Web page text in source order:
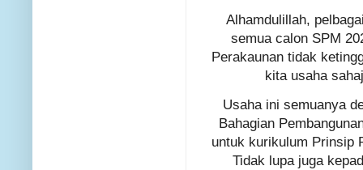
Alhamdulillah,
semua calon SPM
Perakaunan tidak
kita usaha
Usaha ini semuanya
Bahagian
untuk kurikulum Prinsip
Tidak lupa juga